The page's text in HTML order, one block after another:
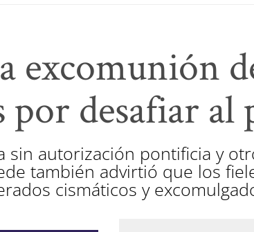
desafiar al
sin autorización pontificia y
también advirtió que los
cismáticos y